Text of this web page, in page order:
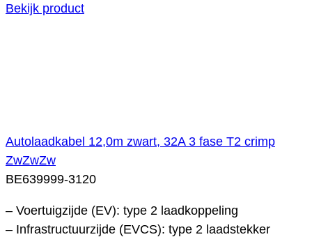
Bekijk product
Autolaadkabel 12,0m zwart, 32A 3 fase T2 crimp
ZwZwZw
BE639999-3120
– Voertuigzijde (EV): type 2 laadkoppeling
– Infrastructuurzijde (EVCS): type 2 laadstekker